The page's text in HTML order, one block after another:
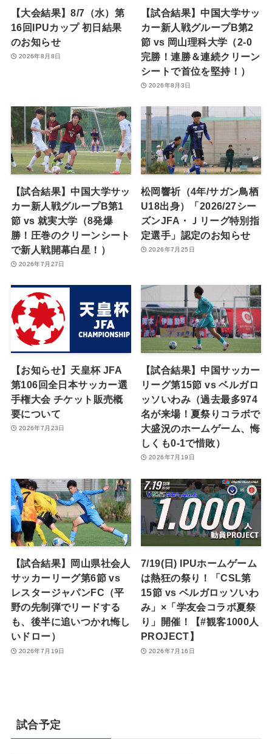
【大会結果】8/7（水）第
16回IPUカップ 初日結果
のお知らせ
2026年8月8日
【試合結果】中国大学サッ
カー新人戦グループB第2
節 vs 岡山理科大学（2-0
完勝！連勝＆連続クリーン
シートで首位を堅持！）
2026年8月3日
【試合結果】中国大学サッ
カー新人戦グループB第1
節 vs 就実大学（8発爆
勝！圧巻のクリーンシート
で新人戦開幕白星！）
2026年7月27日
松岡響祈（4年/サガン鳥栖
U18出身）「2026/27シー
ズンJFA・Ｊリーグ特別指
定選手」認定のお知らせ
2026年7月25日
【お知らせ】天皇杯 JFA
第106回全日本サッカー選
手権大会 チケット販売概
要について
2026年7月23日
【試合結果】中国サッカー
リーグ第15節 vs ベルガロ
ッソいわみ（過去最多974
名が来場！夏祭りコラボで
大盛況のホームゲーム、悔
しくも0-1で惜敗）
2026年7月19日
【試合結果】岡山県社会人
サッカーリーグ第6節 vs
レスタージャパンFC（平
野の先制弾でリードする
も、後半に追いつかれ悔し
いドロー）
2026年7月19日
7/19(日) IPUホームゲーム
は熱狂の祭り！「CSL第
15節 vs ベルガロッソいわ
み」×「学友会コラボ夏祭
り」開催！【#観客1000人
PROJECT】
2026年7月16日
試合予定